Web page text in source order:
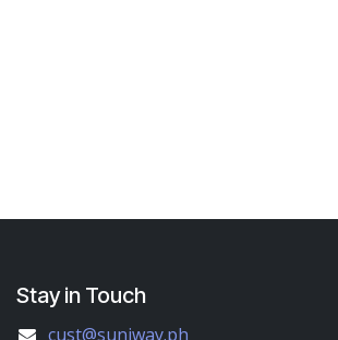
Stay in Touch
cust@suniway.ph